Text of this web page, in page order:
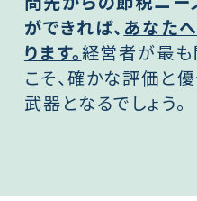
ができれば、あなた
ります。経営者が最
こそ、確かな評価と
武器となるでしょう。